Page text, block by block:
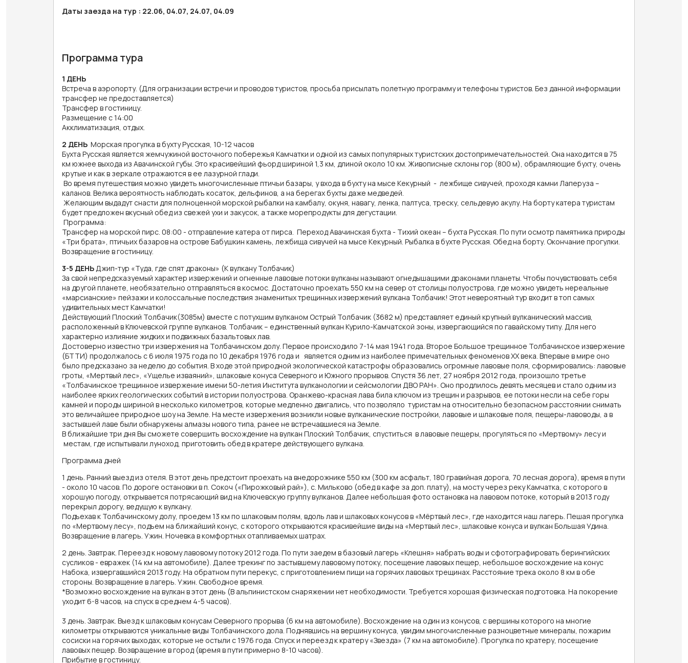
Даты заезда на тур : 22.06, 04.07, 24.07, 04.09
Программа тура
1 ДЕНЬ
Встреча в аэропорту. (Для огранизации встречи и проводов туристов, просьба присылать полетную программу и телефоны туристов. Без данной информации
трансфер не предоставляется)
Трансфер в гостиницу.
Размещение с 14:00
Акклиматизация, отдых.
2 ДЕНЬ Морская прогулка в бухту Русская, 10-12 часов
Бухта Русская является жемчужиной восточного побережья Камчатки и одной из самых популярных туристских достопримечательностей. Она находится в 75
км южнее выхода из Авачинской губы. Это красивейший фьорд шириной 1,3 км, длиной около 10 км. Живописные склоны гор (800 м), обрамляющие бухту, очень
крутые и как в зеркале отражаются в ее лазурной глади.
Во время путешествия можно увидеть многочисленные птичьи базары, у входа в бухту на мысе Кекурный - лежбище сивучей, проходя камни Лаперуза –
каланов. Велика вероятность наблюдать косаток, дельфинов, а на берегах бухты даже медведей.
Желающим выдадут снасти для полноценной морской рыбалки на камбалу, окуня, навагу, ленка, палтуса, треску, сельдевую акулу. На борту катера туристам
будет предложен вкусный обед из свежей ухи и закусок, а также морепродукты для дегустации.
Программа:
Трансфер на морской пирс. 08:00 - отправление катера от пирса. Переход Авачинская бухта - Тихий океан – бухта Русская. По пути осмотр памятника природы
«Три брата», птичьих базаров на острове Бабушкин камень, лежбища сивучей на мысе Кекурный. Рыбалка в бухте Русская. Обед на борту. Окончание прогулки.
Возвращение в гостиницу.
3-5 ДЕНЬДжип-тур «Туда, где спят драконы» (К вулкану Толбачик)
За свой непредсказуемый характер извержений и огненные лавовые потоки вулканы называют огнедышащими драконами планеты. Чтобы почувствовать себя
на другой планете, необязательно отправляться в космос. Достаточно проехать 550 км на север от столицы полуострова, где можно увидеть нереальные
«марсианские» пейзажи и колоссальные последствия знаменитых трещинных извержений вулкана Толбачик! Этот невероятный тур входит в топ самых
удивительных мест Камчатки!
Действующий Плоский Толбачик(3085м) вместе с потухшим вулканом Острый Толбачик (3682 м) представляет единый крупный вулканический массив,
расположенный в Ключевской группе вулканов. Толбачик – единственный вулкан Курило-Камчатской зоны, извергающийся по гавайскому типу. Для него
характерно излияние жидких и подвижных базальтовых лав.
Достоверно известно три извержения на Толбачинском долу. Первое происходило 7-14 мая 1941 года. Второе Большое трещинное Толбачинское извержение
(БТТИ) продолжалось с 6 июля 1975 года по 10 декабря 1976 года и является одним из наиболее примечательных феноменов XX века. Впервые в мире оно
было предсказано за неделю до события. В ходе этой природной экологической катастрофы образовались огромные лавовые поля, сформировались: лавовые
гроты, «Мертвый лес», «Ущелье изваяний», шлаковые конуса Северного и Южного прорывов. Спустя 36 лет, 27 ноября 2012 года, произошло третье
«Толбачинское трещинное извержение имени 50-летия Института вулканологии и сейсмологии ДВО РАН». Оно продлилось девять месяцев и стало одним из
наиболее ярких геологических событий в истории полуострова. Оранжево-красная лава била ключом из трещин и разрывов, ее потоки несли на себе горы
камней и породы шириной в несколько километров, которые медленно двигались, что позволяло туристам на относительно безопасном расстоянии снимать
это величайшее природное шоу на Земле. На месте извержения возникли новые вулканические постройки, лавовые и шлаковые поля, пещеры-лавоводы, а в
застывшей лаве были обнаружены алмазы нового типа, ранее не встречавшиеся на Земле.
В ближайшие три дня Вы сможете совершить восхождение на вулкан Плоский Толбачик, спуститься в лавовые пещеры, прогуляться по «Мертвому» лесу и
местам, где испытывали луноход, приготовить обед в кратере действующего вулкана.
Программа дней
1 день. Ранний выезд из отеля. В этот день предстоит проехать на внедорожнике 550 км (300 км асфальт, 180 гравийная дорога, 70 лесная дорога), время в пути
- около 10 часов. По дороге остановки в п. Сокоч («Пирожковый рай»), с. Мильково (обед в кафе за доп. плату), на мосту через реку Камчатка, с которого в
хорошую погоду, открывается потрясающий вид на Ключевскую группу вулканов. Далее небольшая фото остановка на лавовом потоке, который в 2013 году
перекрыл дорогу, ведущую к вулкану.
Подъехав к Толбачинскому долу, проедем 13 км по шлаковым полям, вдоль лав и шлаковых конусов в «Мёртвый лес», где находится наш лагерь. Пешая прогулка
по «Мертвому лесу», подъем на ближайший конус, с которого открываются красивейшие виды на «Мертвый лес», шлаковые конуса и вулкан Большая Удина.
Возвращение в лагерь. Ужин. Ночевка в комфортных отапливаемых шатрах.
2 день. Завтрак. Переезд к новому лавовому потоку 2012 года. По пути заедем в базовый лагерь «Клешня» набрать воды и сфотографировать берингийских
сусликов - евражек (14 км на автомобиле). Далее трекинг по застывшему лавовому потоку, посещение лавовых пещер, небольшое восхождение на конус
Набока, извергавшийся 2013 году. На обратном пути перекус, с приготовлением пищи на горячих лавовых трещинах. Расстояние трека около 8 км в обе
стороны. Возвращение в лагерь. Ужин. Свободное время.
*Возможно восхождение на вулкан в этот день (В альпинистском снаряжении нет необходимости. Требуется хорошая физическая подготовка. На покорение
уходит 6-8 часов, на спуск в среднем 4-5 часов).
3 день. Завтрак. Выезд к шлаковым конусам Северного прорыва (6 км на автомобиле). Восхождение на один из конусов, с вершины которого на многие
километры открываются уникальные виды Толбачинского дола. Поднявшись на вершину конуса, увидим многочисленные разноцветные минералы, пожарим
сосиски на горячих выходах, которые не остыли с 1976 года. Спуск и переезд к кратеру «Звезда» (7 км на автомобиле). Прогулка по кратеру, посещение
лавовых пещер. Возвращение в город (время в пути примерно 8-10 часов).
Прибытие в гостиницу.